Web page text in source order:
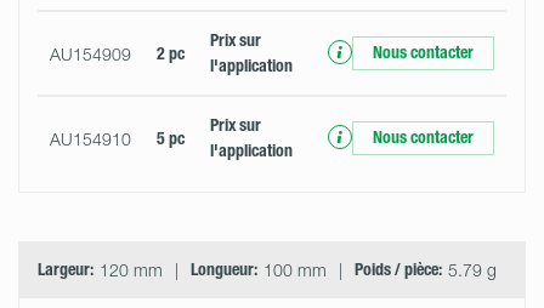
AU154909 2 pc
Prix ​​sur
l'application
Nous contacter
AU154910 5 pc
Prix ​​sur
l'application
Nous contacter
Largeur: 120 mm Longueur: 100 mm Poids / pièce: 5.79 g